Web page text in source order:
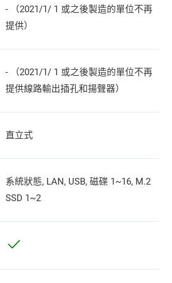
- （2021/1/ 1 或之後製造的單位不再
提供）
- （2021/1/ 1 或之後製造的單位不再
提供線路輸出插孔和揚聲器）
直立式
系統狀態, LAN, USB, 磁碟 1~16, M.2
SSD 1~2